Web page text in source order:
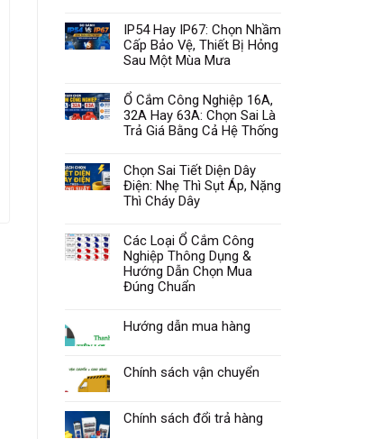
IP54 Hay IP67: Chọn Nhầm
Cấp Bảo Vệ, Thiết Bị Hỏng
Sau Một Mùa Mưa
Ổ Cắm Công Nghiệp 16A,
32A Hay 63A: Chọn Sai Là
Trả Giá Bằng Cả Hệ Thống
Chọn Sai Tiết Diện Dây
Điện: Nhẹ Thì Sụt Áp, Nặng
Thì Cháy Dây
Các Loại Ổ Cắm Công
Nghiệp Thông Dụng &
Hướng Dẫn Chọn Mua
Đúng Chuẩn
Hướng dẫn mua hàng
Chính sách vận chuyển
Chính sách đổi trả hàng
Hộp Nguồn Thi Công 1 Pha & 3
Pha – 4 Ổ Công Nghiệp 16A, Áp
Chống Giật 32A, Kín Nước IP44
Nguồn 1 pha & 3 pha2 ổ CN 1P 16A2 ổ
CN 3P 16AÁp chống giật 32AChuẩn
IP44Đầu vào PG19🔌…
gốc
là:
1.350.000₫.
hiện
tại